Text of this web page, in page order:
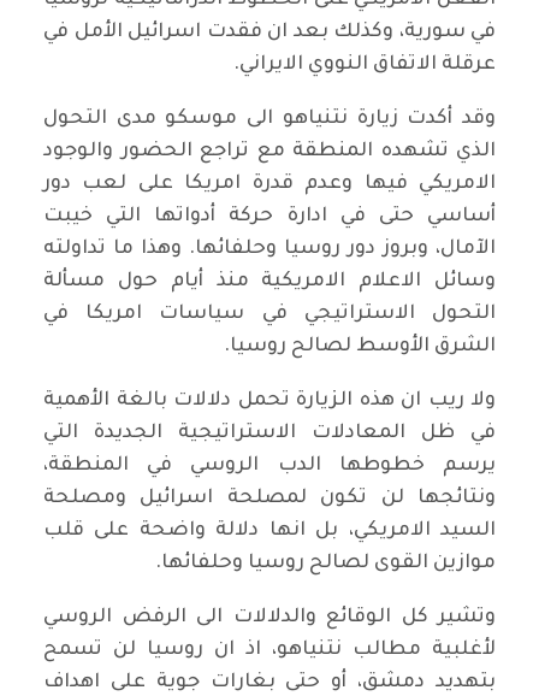
في سورية، وكذلك بعد ان فقدت اسرائيل الأمل في
عرقلة الاتفاق النووي الايراني.
وقد أكدت زيارة نتنياهو الى موسكو مدى التحول
الذي تشهده المنطقة مع تراجع الحضور والوجود
الامريكي فيها وعدم قدرة امريكا على لعب دور
أساسي حتى في ادارة حركة أدواتها التي خيبت
الآمال، وبروز دور روسيا وحلفائها. وهذا ما تداولته
وسائل الاعلام الامريكية منذ أيام حول مسألة
التحول الاستراتيجي في سياسات امريكا في
الشرق الأوسط لصالح روسيا.
ولا ريب ان هذه الزيارة تحمل دلالات بالغة الأهمية
في ظل المعادلات الاستراتيجية الجديدة التي
يرسم خطوطها الدب الروسي في المنطقة،
ونتائجها لن تكون لمصلحة اسرائيل ومصلحة
السيد الامريكي، بل انها دلالة واضحة على قلب
موازين القوى لصالح روسيا وحلفائها.
وتشير كل الوقائع والدلالات الى الرفض الروسي
لأغلبية مطالب نتنياهو، اذ ان روسيا لن تسمح
بتهديد دمشق، أو حتى بغارات جوية على اهداف